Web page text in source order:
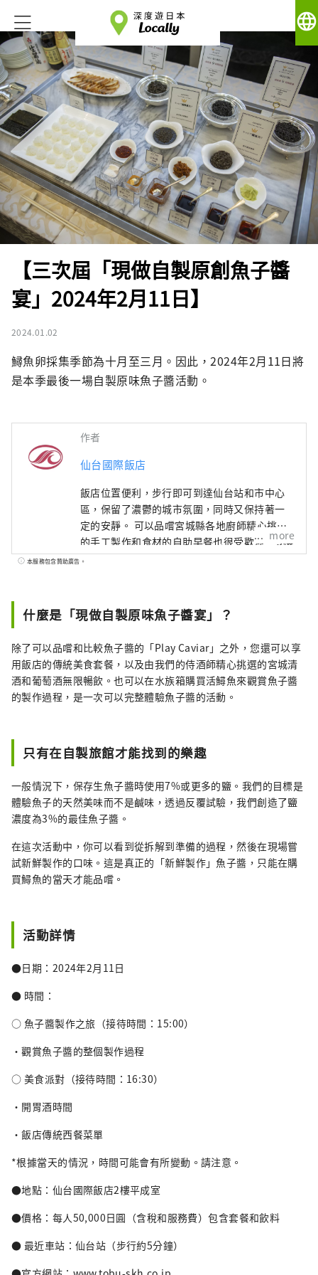
language
【三次屆「現做自製原創魚子醬
宴」2024年2月11日】
2024.01.02
鱘魚卵採集季節為十月至三月。因此，2024年2月11日將
是本季最後一場自製原味魚子醬活動。
作者
仙台國際飯店
飯店位置便利，步行即可到達仙台站和市中心
區，保留了濃鬱的城市氛圍，同時又保持著一
定的安靜。 可以品嚐宮城縣各地廚師精心挑選
的手工製作和食材的自助早餐也很受歡迎。 5樓
的餐飲區有法式餐廳「L'osier D'or」、中式餐
會廳，我們期待為您提供隨時可使用的舞台。
more
本服務包含贊助廣告。
什麼是「現做自製原味魚子醬宴」？
除了可以品嚐和比較魚子醬的「Play Caviar」之外，您還可以享
用飯店的傳統美食套餐，以及由我們的侍酒師精心挑選的宮城清
酒和葡萄酒無限暢飲。也可以在水族箱購買活鱘魚來觀賞魚子醬
的製作過程，是一次可以完整體驗魚子醬的活動。
只有在自製旅館才能找到的樂趣
一般情況下，保存生魚子醬時使用7%或更多的鹽。我們的目標是
體驗魚子的天然美味而不是鹹味，透過反覆試驗，我們創造了鹽
濃度為3%的最佳魚子醬。
在這次活動中，你可以看到從拆解到準備的過程，然後在現場嘗
試新鮮製作的口味。這是真正的「新鮮製作」魚子醬，只能在購
買鱘魚的當天才能品嚐。
活動詳情
●日期：2024年2月11日
● 時間：
○ 魚子醬製作之旅（接待時間：15:00）
・觀賞魚子醬的整個製作過程
○ 美食派對（接待時間：16:30）
・開胃酒時間
・飯店傳統西餐菜單
*根據當天的情況，時間可能會有所變動。請注意。
●地點：仙台國際飯店2樓平成室
●價格：每人50,000日圓（含稅和服務費）包含套餐和飲料
● 最近車站：仙台站（步行約5分鐘）